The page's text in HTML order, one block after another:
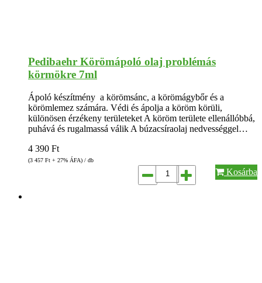
Pedibaehr Körömápoló olaj problémás
körmökre 7ml
Ápoló készítmény a körömsánc, a körömágybőr és a
körömlemez számára. Védi és ápolja a köröm körüli,
különösen érzékeny területeket A köröm területe ellenállóbbá,
puhává és rugalmassá válik A búzacsíraolaj nedvességgel…
4 390 Ft
(3 457 Ft + 27% ÁFA) / db
Kosárba